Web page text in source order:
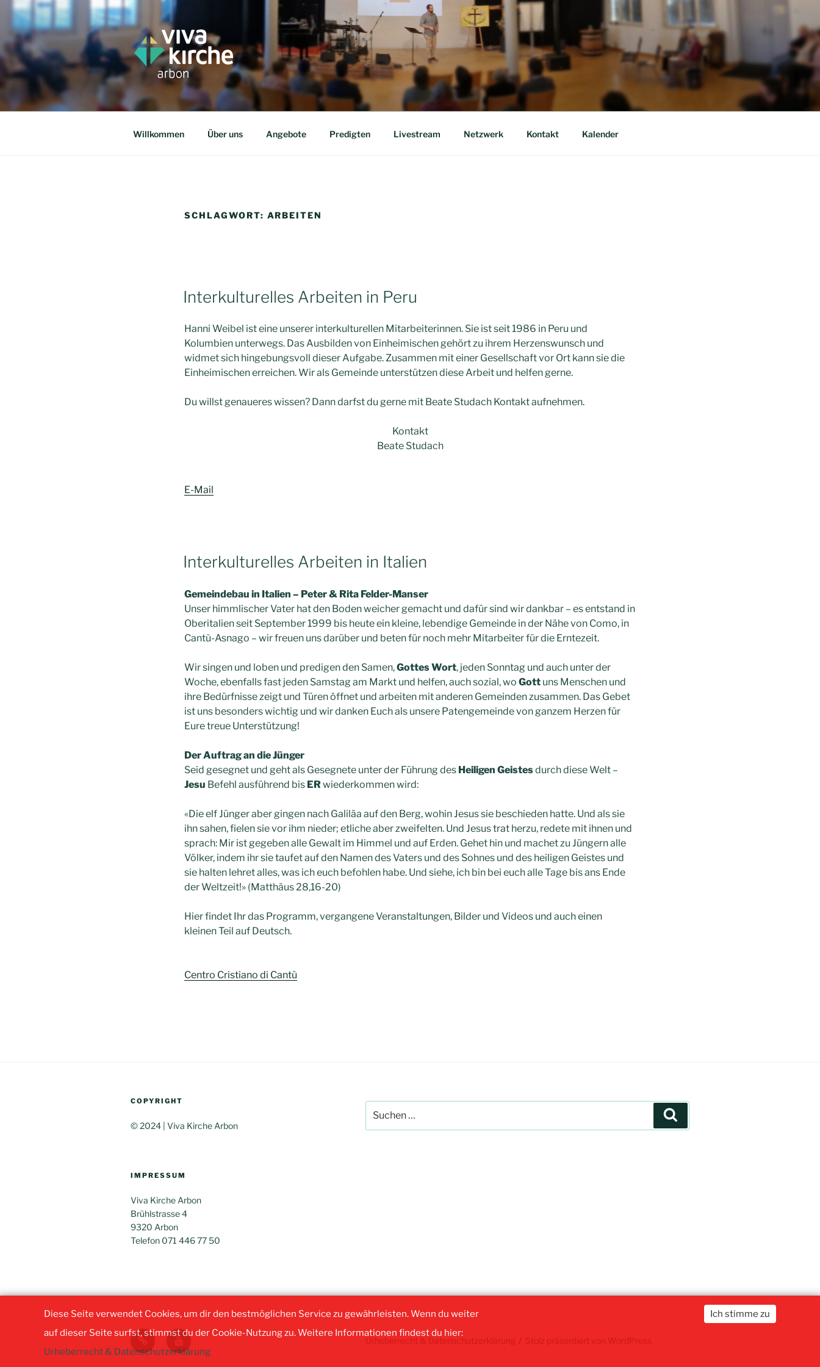
Zum
Inhalt
springen
VIVA KIRCHE ARBON
Kirche die verbindet
Willkommen Über uns Angebote Predigten Livestream Netzwerk Kontakt Kalender
SCHLAGWORT: ARBEITEN
Interkulturelles Arbeiten in Peru
Hanni Weibel ist eine unserer interkulturellen Mitarbeiterinnen. Sie ist seit 1986 in Peru und
Kolumbien unterwegs. Das Ausbilden von Einheimischen gehört zu ihrem Herzenswunsch und
widmet sich hingebungsvoll dieser Aufgabe. Zusammen mit einer Gesellschaft vor Ort kann sie die
Einheimischen erreichen. Wir als Gemeinde unterstützen diese Arbeit und helfen gerne.
Du willst genaueres wissen? Dann darfst du gerne mit Beate Studach Kontakt aufnehmen.
Kontakt
Beate Studach
E-Mail
Interkulturelles Arbeiten in Italien
Gemeindebau in Italien – Peter & Rita Felder-Manser
Unser himmlischer Vater hat den Boden weicher gemacht und dafür sind wir dankbar – es entstand in
Oberitalien seit September 1999 bis heute ein kleine, lebendige Gemeinde in der Nähe von Como, in
Cantù-Asnago – wir freuen uns darüber und beten für noch mehr Mitarbeiter für die Erntezeit.
Wir singen und loben und predigen den Samen,Gottes Wort, jeden Sonntag und auch unter der
Woche, ebenfalls fast jeden Samstag am Markt und helfen, auch sozial, wo Gott uns Menschen und
ihre Bedürfnisse zeigt und Türen öffnet und arbeiten mit anderen Gemeinden zusammen. Das Gebet
ist uns besonders wichtig und wir danken Euch als unsere Patengemeinde von ganzem Herzen für
Eure treue Unterstützung!
Der Auftrag an die Jünger
Seid gesegnet und geht als Gesegnete unter der Führung des Heiligen Geistesdurch diese Welt –
Jesu Befehl ausführend bis ERwiederkommen wird:
«Die elf Jünger aber gingen nach Galiläa auf den Berg, wohin Jesus sie beschieden hatte. Und als sie
ihn sahen, fielen sie vor ihm nieder; etliche aber zweifelten. Und Jesus trat herzu, redete mit ihnen und
sprach: Mir ist gegeben alle Gewalt im Himmel und auf Erden. Gehet hin und machet zu Jüngern alle
Völker, indem ihr sie taufet auf den Namen des Vaters und des Sohnes und des heiligen Geistes und
sie halten lehret alles, was ich euch befohlen habe. Und siehe, ich bin bei euch alle Tage bis ans Ende
der Weltzeit!» (Matthäus 28,16-20)
Hier findet Ihr das Programm, vergangene Veranstaltungen, Bilder und Videos und auch einen
kleinen Teil auf Deutsch.
Centro Cristiano di Cantù
COPYRIGHT
© 2024 | Viva Kirche Arbon
IMPRESSUM
Viva Kirche Arbon
Brühlstrasse 4
9320 Arbon
Telefon 071 446 77 50
nach:
Churchtools
Login
youtube Urheberrecht & Datenschutzerklärung Stolz präsentiert von WordPress
Diese Seite verwendet Cookies, um dir den bestmöglichen Service zu gewährleisten. Wenn du weiter
auf dieser Seite surfst, stimmst du der Cookie-Nutzung zu. Weitere Informationen findest du hier:
Urheberrecht & Datenschutzerklärung
Ich stimme zu